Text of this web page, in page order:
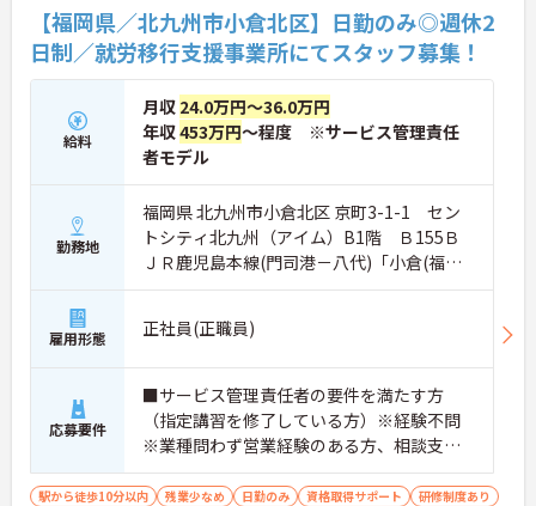
【福岡県／北九州市小倉北区】日勤のみ◎週休2
日制／就労移行支援事業所にてスタッフ募集！
給料
月収 24.0万円～36.0万円
年収453万円～程度 ※サービス管理責任
者モデル
勤務地
福岡県 北九州市小倉北区 京町3-1-1 セン
トシティ北九州（アイム）B1階 Ｂ155Ｂ
ＪＲ鹿児島本線(門司港－八代)「小倉(福岡)
駅」徒歩3分
雇用形態 正社員(正職員)
応募要件
■サービス管理責任者の要件を満たす方
（指定講習を修了している方）※経験不問
※業種問わず営業経験のある方、相談支
援・直接支援の経験がある方歓迎
駅から徒歩10分以内 残業少なめ 日勤のみ 資格取得サポート
研修制度あり